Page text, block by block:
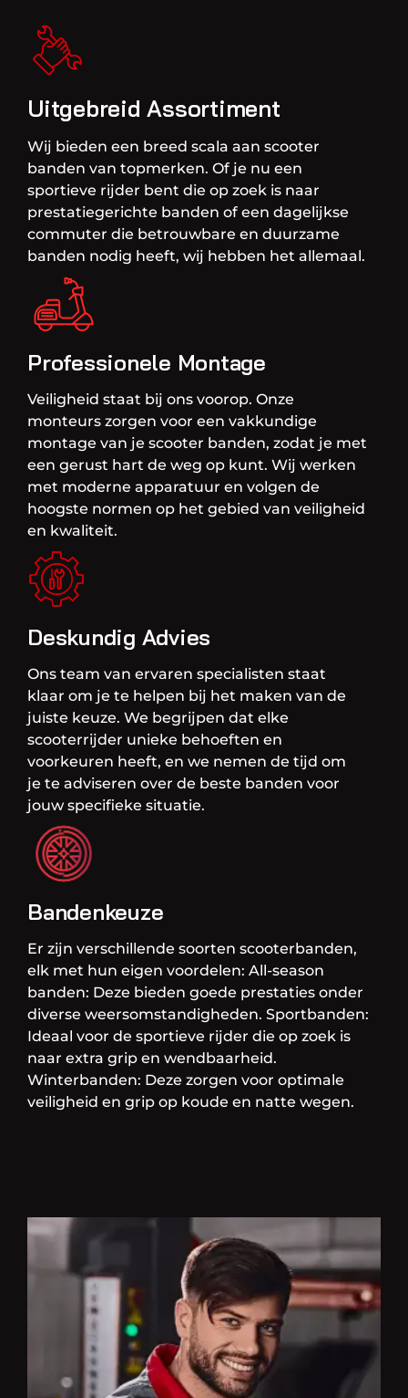
Uitgebreid Assortiment
Wij bieden een breed scala aan scooter
banden van topmerken. Of je nu een
sportieve rijder bent die op zoek is naar
prestatiegerichte banden of een dagelijkse
commuter die betrouwbare en duurzame
banden nodig heeft, wij hebben het allemaal.
Professionele Montage
Veiligheid staat bij ons voorop. Onze
monteurs zorgen voor een vakkundige
montage van je scooter banden, zodat je met
een gerust hart de weg op kunt. Wij werken
met moderne apparatuur en volgen de
hoogste normen op het gebied van veiligheid
en kwaliteit.
Deskundig Advies
Ons team van ervaren specialisten staat
klaar om je te helpen bij het maken van de
juiste keuze. We begrijpen dat elke
scooterrijder unieke behoeften en
voorkeuren heeft, en we nemen de tijd om
je te adviseren over de beste banden voor
jouw specifieke situatie.
Bandenkeuze
Er zijn verschillende soorten scooterbanden,
elk met hun eigen voordelen: All-season
banden: Deze bieden goede prestaties onder
diverse weersomstandigheden. Sportbanden:
Ideaal voor de sportieve rijder die op zoek is
naar extra grip en wendbaarheid.
Winterbanden: Deze zorgen voor optimale
veiligheid en grip op koude en natte wegen.